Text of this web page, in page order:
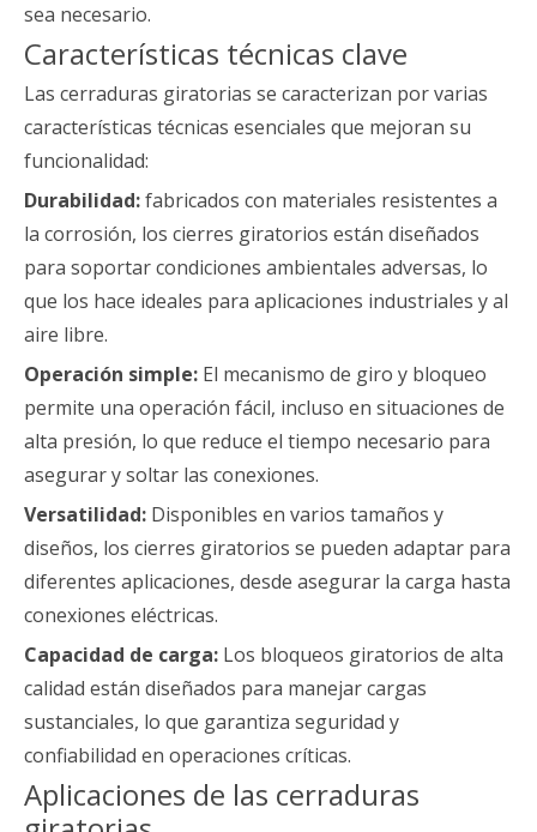
sea necesario.
Características técnicas clave
Las cerraduras giratorias se caracterizan por varias
características técnicas esenciales que mejoran su
funcionalidad:
Durabilidad:fabricados con materiales resistentes a
la corrosión, los cierres giratorios están diseñados
para soportar condiciones ambientales adversas, lo
que los hace ideales para aplicaciones industriales y al
aire libre.
Operación simple: El mecanismo de giro y bloqueo
permite una operación fácil, incluso en situaciones de
alta presión, lo que reduce el tiempo necesario para
asegurar y soltar las conexiones.
Versatilidad: Disponibles en varios tamaños y
diseños, los cierres giratorios se pueden adaptar para
diferentes aplicaciones, desde asegurar la carga hasta
conexiones eléctricas.
Capacidad de carga: Los bloqueos giratorios de alta
calidad están diseñados para manejar cargas
sustanciales, lo que garantiza seguridad y
confiabilidad en operaciones críticas.
Aplicaciones de las cerraduras